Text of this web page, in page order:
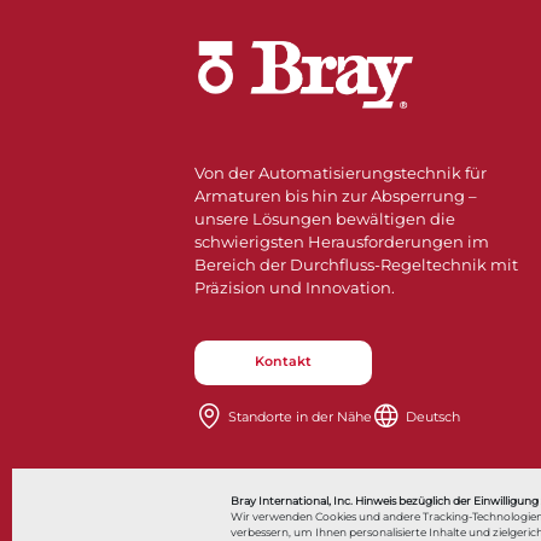
Bray International, Inc. Hinweis bezüglich der Einwilligung
Wir verwenden Cookies und andere Tracking-
verbessern, um Ihnen personalisierte Inhalte und
Von der Automatisierungstechnik für
Armaturen bis hin zur Absperrung –
unsere Lösungen bewältigen die
schwierigsten Herausforderungen im
Bereich der Durchfluss-Regeltechnik mit
Präzision und Innovation.
Kontakt
Standorte in der Nähe​​​​​​​ Deutsch
Also of Interest